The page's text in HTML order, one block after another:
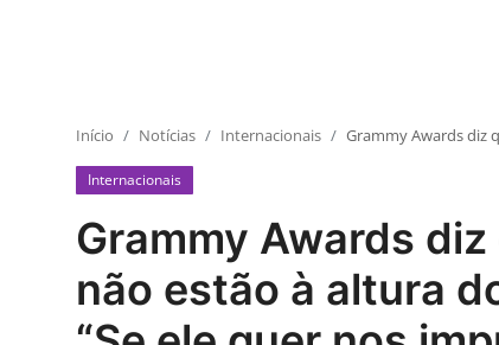
Início Notícias Internacionais Grammy Awards diz
Internacionais
Grammy Awards
não estão à altura